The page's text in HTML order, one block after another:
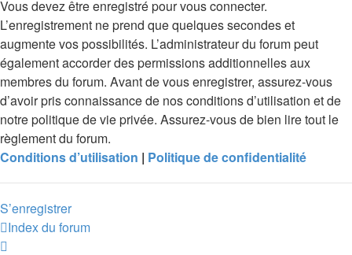
Vous devez être enregistré pour vous connecter.
L’enregistrement ne prend que quelques secondes et
augmente vos possibilités. L’administrateur du forum peut
également accorder des permissions additionnelles aux
membres du forum. Avant de vous enregistrer, assurez-vous
d’avoir pris connaissance de nos conditions d’utilisation et de
notre politique de vie privée. Assurez-vous de bien lire tout le
règlement du forum.
Conditions d’utilisation | Politique de confidentialité
S’enregistrer
Index du forum